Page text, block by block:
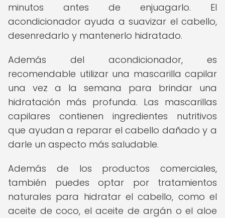
minutos antes de enjuagarlo. El
acondicionador ayuda a suavizar el cabello,
desenredarlo y mantenerlo hidratado.
Además del acondicionador, es
recomendable utilizar una mascarilla capilar
una vez a la semana para brindar una
hidratación más profunda. Las mascarillas
capilares contienen ingredientes nutritivos
que ayudan a reparar el cabello dañado y a
darle un aspecto más saludable.
Además de los productos comerciales,
también puedes optar por tratamientos
naturales para hidratar el cabello, como el
aceite de coco, el aceite de argán o el aloe